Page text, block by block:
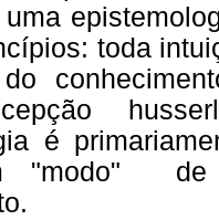
uma
toda
do
é
"modo" de